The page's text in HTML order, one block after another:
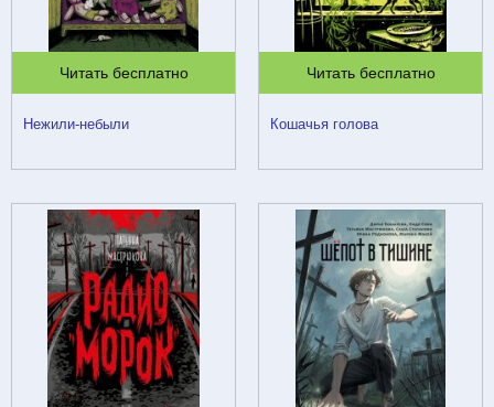
Читать бесплатно
Нежили-небыли
Читать бесплатно
Кошачья голова